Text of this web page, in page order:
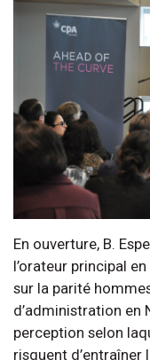
En ouverture, B.
l’orateur principal
sur la parité
d’administration en
perception selon
risquent d’entraîner